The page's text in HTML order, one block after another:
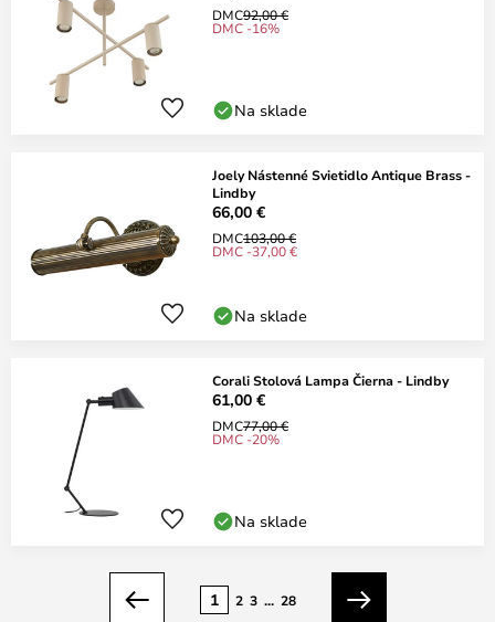
DMC92,00 €
DMC -16%
Na sklade
Joely Nástenné Svietidlo Antique Brass -
Lindby
66,00 €
DMC103,00 €
DMC -37,00 €
Na sklade
Corali Stolová Lampa Čierna - Lindby
61,00 €
DMC77,00 €
DMC -20%
Na sklade
Predchádzajúci
1 2 3 ... 28
Ďalší